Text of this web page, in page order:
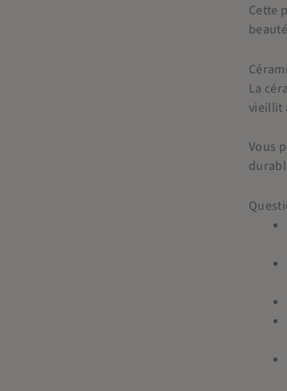
Cette
La
vieillit
Vous